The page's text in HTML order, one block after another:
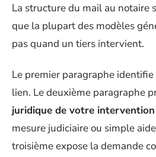
La structure du mail au notaire
que la plupart des modèles
pas quand un tiers intervient.
Le premier paragraphe
lien. Le deuxième paragraphe
juridique de votre intervention
mesure judiciaire ou simple
troisième expose la demande